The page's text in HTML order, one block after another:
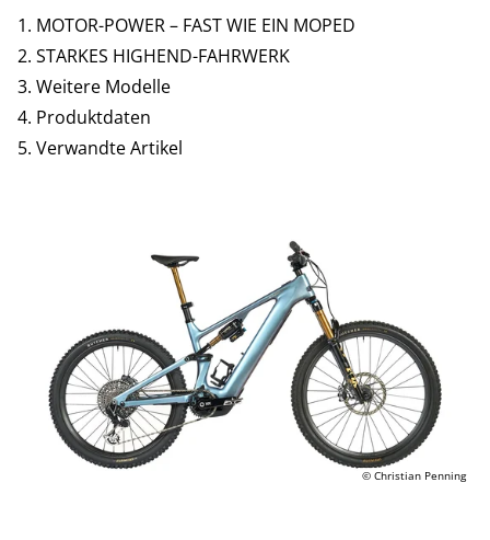
MOTOR-POWER – FAST WIE EIN MOPED
STARKES HIGHEND-FAHRWERK
Weitere Modelle
Produktdaten
Verwandte Artikel
© Christian Penning